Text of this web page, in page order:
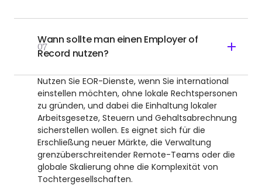
07
Wann sollte man einen Employer of
Record nutzen?
Nutzen Sie EOR-Dienste, wenn Sie international
einstellen möchten, ohne lokale Rechtspersonen
zu gründen, und dabei die Einhaltung lokaler
Arbeitsgesetze, Steuern und Gehaltsabrechnung
sicherstellen wollen. Es eignet sich für die
Erschließung neuer Märkte, die Verwaltung
grenzüberschreitender Remote-Teams oder die
globale Skalierung ohne die Komplexität von
Tochtergesellschaften.